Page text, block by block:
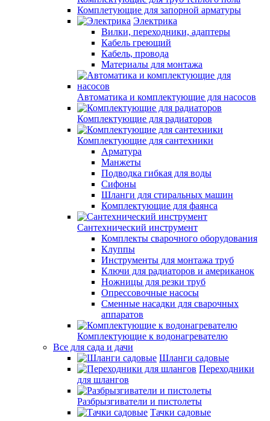
Комплетующие для запорной арматуры
Электрика
Вилки, переходники, адаптеры
Кабель греющий
Кабель, провода
Материалы для монтажа
Автоматика и комплектующие для насосов
Комплектующие для радиаторов
Комплектующие для сантехники
Арматура
Манжеты
Подводка гибкая для воды
Сифоны
Шланги для стиральных машин
Комплектующие для фаянса
Сантехнический инструмент
Комплекты сварочного оборудования
Клуппы
Инструменты для монтажа труб
Ключи для радиаторов и американок
Ножницы для резки труб
Опрессовочные насосы
Сменные насадки для сварочных
аппаратов
Комплектующие к водонагревателю
Все для сада и дачи
Шланги садовые
Переходники
для шлангов
Разбрызгиватели и пистолеты
Тачки садовые